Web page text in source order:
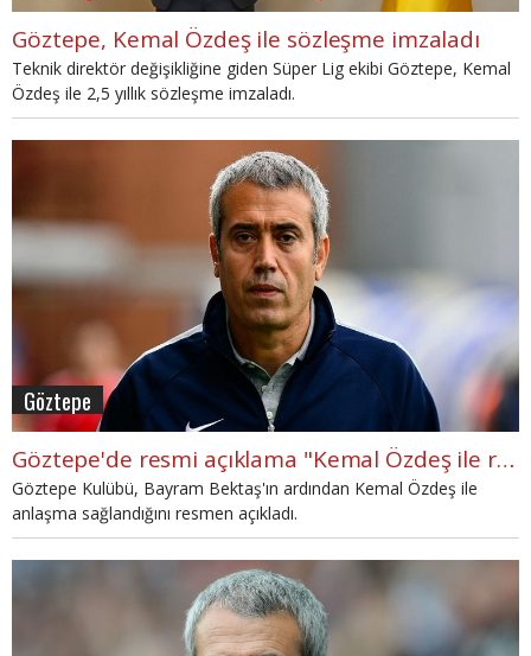
Göztepe, Kemal Özdeş ile sözleşme imzaladı
Teknik direktör değişikliğine giden Süper Lig ekibi Göztepe, Kemal
Özdeş ile 2,5 yıllık sözleşme imzaladı.
Göztepe
Göztepe'de resmi açıklama "Kemal Özdeş ile resmi sözleşmeyi yarın imzalayacağız"
Göztepe Kulübü, Bayram Bektaş'ın ardından Kemal Özdeş ile
anlaşma sağlandığını resmen açıkladı.